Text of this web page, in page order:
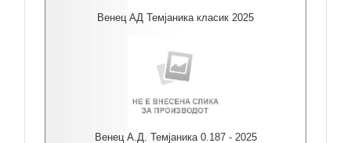
Венец АД Темјаника класик 2025
Венец А.Д. Темјаника 0.187 - 2025